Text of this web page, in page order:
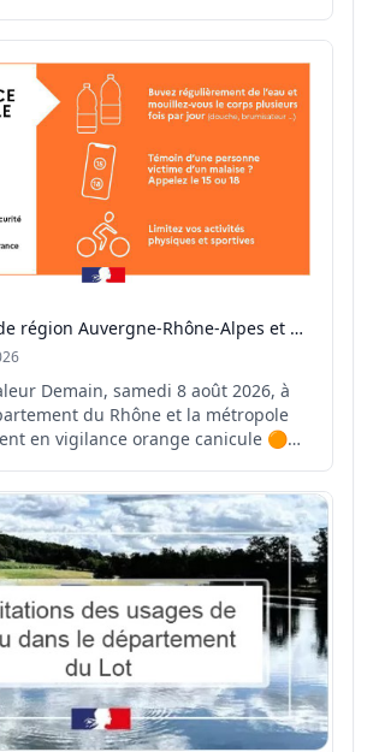
cet établissement.
Préfet de région Auvergne-Rhône-Alpes et du Rhône
2026, à
du Rhône et la métropole
en vigilance orange canicule 🟠☀️
et vendredi prochain avec des
entre 37 et 38 °C 🌡️ Face à